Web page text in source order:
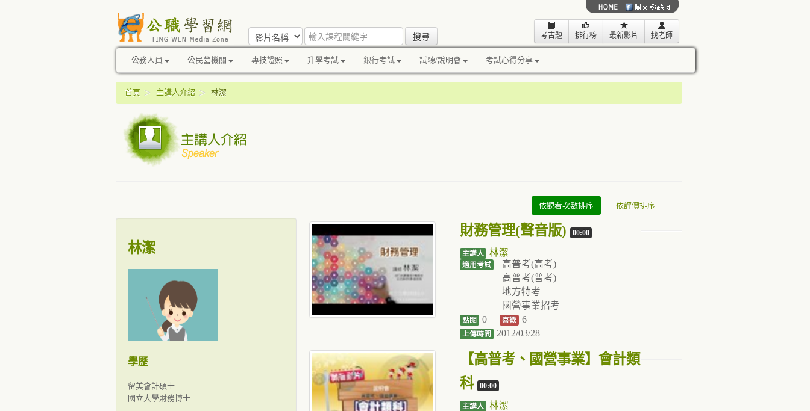
考古題 排行榜 最新影片 找老師
公務人員 公民營機關 專技證照 升學考試 銀行考試 試聽/說明會 考試心得分享
首頁 ＞ 主講人介紹 ＞ 林潔
依觀看次數排序 依評價排序
林潔
學歷
留美會計碩士
國立大學財務博士
財務管理(聲音版) 00:00
主講人 林潔
適用考試
高普考(高考)
高普考(普考)
地方特考
國營事業招考
點閱 0 喜歡 6
上傳時間 2012/03/28
【高普考、國營事業】會計類
科
00:00
主講人 林潔